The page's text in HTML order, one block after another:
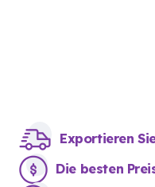
Exportieren
Die besten